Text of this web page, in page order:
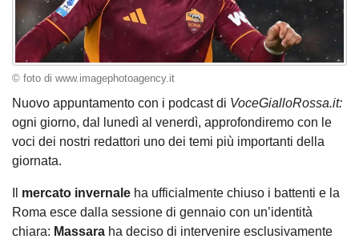
© foto di www.imagephotoagency.it
Nuovo appuntamento con i podcast di VoceGialloRossa.it:
ogni giorno, dal lunedì al venerdì, approfondiremo con le
voci dei nostri redattori uno dei temi più importanti della
giornata.
mercato invernale ha ufficialmente chiuso i battenti e la
Roma esce dalla sessione di gennaio con un’identità
chiara: Massara ha deciso di intervenire esclusivamente